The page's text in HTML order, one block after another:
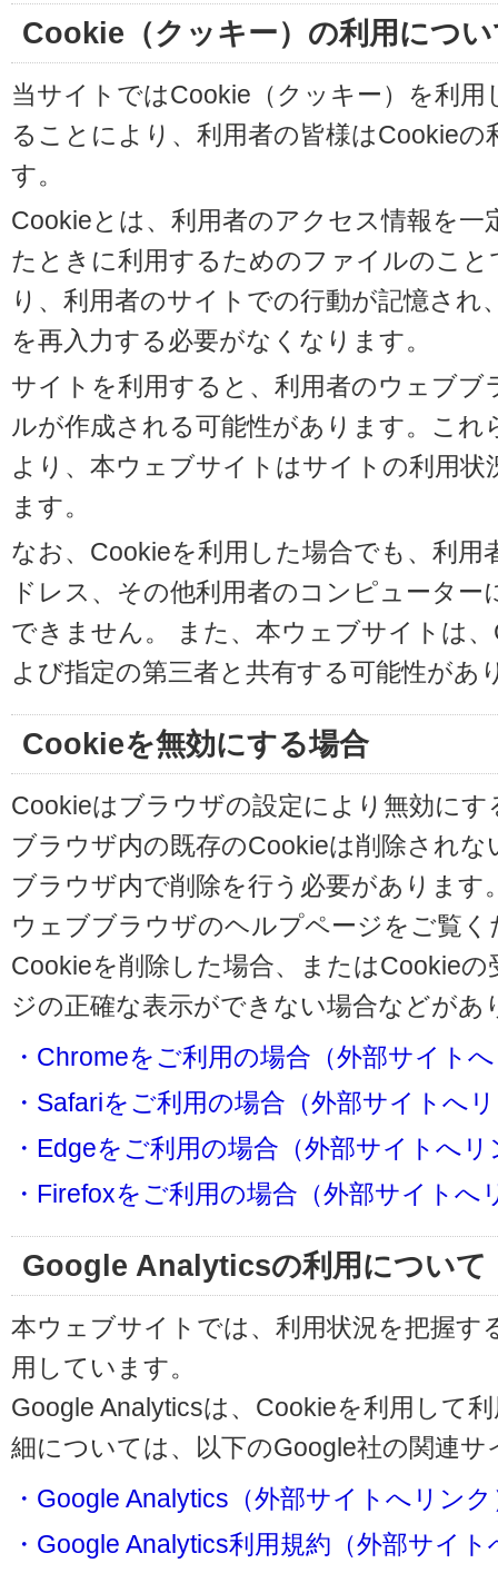
Cookie（クッキー）の利用につ
当サイトではCookie（クッキー）を利
ることにより、利用者の皆様はCookie
す。
Cookieとは、利用者のアクセス情報を
たときに利用するためのファイルのこ
り、利用者のサイトでの行動が記憶さ
を再入力する必要がなくなります。
サイトを利用すると、利用者のウェブ
ルが作成される可能性があります。こ
より、本ウェブサイトはサイトの利用
ます。
なお、Cookieを利用した場合でも、利用
ドレス、その他利用者のコンピュータ
できません。 また、本ウェブサイトは
よび指定の第三者と共有する可能性があ
Cookieを無効にする場合
Cookieはブラウザの設定により無効に
ブラウザ内の既存のCookieは削除され
ブラウザ内で削除を行う必要があります
ウェブブラウザのヘルプページをご覧く
Cookieを削除した場合、またはCookie
ジの正確な表示ができない場合などが
・Chromeをご利用の場合（外部サイト
・Safariをご利用の場合（外部サイトへ
・Edgeをご利用の場合（外部サイトへリ
・Firefoxをご利用の場合（外部サイトへ
Google Analyticsの利用について
本ウェブサイトでは、利用状況を把握す
用しています。
Google Analyticsは、Cookieを利用して
細については、以下のGoogle社の関連
・Google Analytics（外部サイトへリンク
・Google Analytics利用規約（外部サイ